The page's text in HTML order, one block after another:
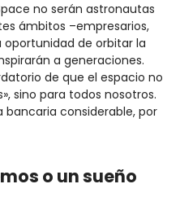
no serán astronautas
ámbitos –empresarios,
de orbitar la
a generaciones.
de que el espacio no
sino para todos nosotros.
bancaria considerable, por
o un sueño